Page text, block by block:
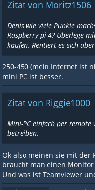
Zitat von Moritz1506
Denis wie viele Punkte
Raspberry pi 4? Überlege
kaufen. Rentiert es sich
250-450 (mein Internet ist
mini PC ist besser.
Zitat von Riggie1000
Mini-PC einfach per remote
betreiben.
Ok also meinen sie mit der
braucht man einen
Und was ist Teamviewer